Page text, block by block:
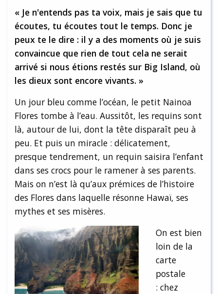
« Je n'entends pas ta voix, mais je sais que tu
écoutes, tu écoutes tout le temps. Donc je
peux te le dire : il y a des moments où je suis
convaincue que rien de tout cela ne serait
arrivé si nous étions restés sur Big Island, où
les dieux sont encore vivants. »
Un jour bleu comme l’océan, le petit Nainoa
Flores tombe à l’eau. Aussitôt, les requins sont
là, autour de lui, dont la tête disparaît peu à
peu. Et puis un miracle : délicatement,
presque tendrement, un requin saisira l’enfant
dans ses crocs pour le ramener à ses parents.
Mais on n’est là qu’aux prémices de l’histoire
des Flores dans laquelle résonne Hawaï, ses
mythes et ses misères.
On est bien
loin de la
carte
postale
: chez